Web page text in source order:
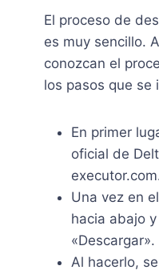
El proceso de
es muy sencillo.
conozcan el
los pasos que se
En primer
oficial de
Una vez en
hacia abajo
«Descargar».
Al hacerlo,